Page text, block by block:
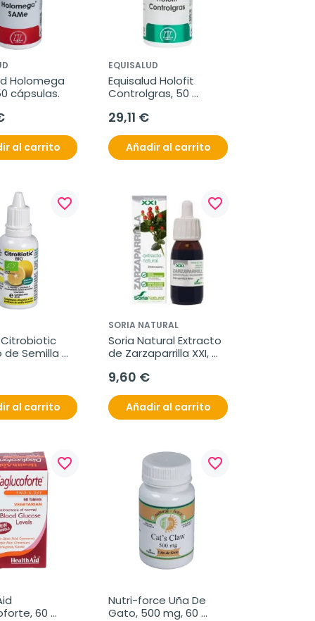
Holomega
cápsulas.
al carrito
EQUISALUD
Equisalud Holofit
Controlgras, 50
29,11 €
Añadir al carrito
favorite_border
de Semilla
al carrito
favorite_border
SORIA NATURAL
Soria Natural Extracto
de Zarzaparrilla XXI,
9,60 €
Añadir al carrito
favorite_border
60
favorite_border
Nutri-force Uña De
Gato, 500 mg, 60